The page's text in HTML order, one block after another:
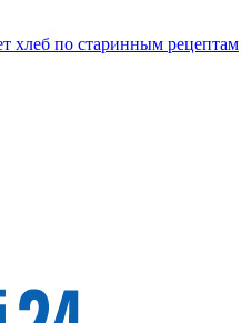
хлеб по старинным рецептам